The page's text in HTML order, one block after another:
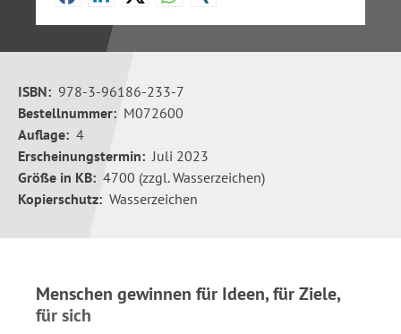
ISBN: 978-3-96186-233-7
Bestellnummer: M072600
Auflage: 4
Erscheinungstermin: Juli 2023
Größe in KB: 4700 (zzgl. Wasserzeichen)
Kopierschutz: Wasserzeichen
Menschen gewinnen für Ideen, für Ziele,
für sich